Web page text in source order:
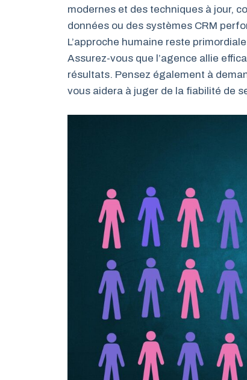
modernes et des techniques à jour,
données ou des systèmes CRM
L’approche humaine reste
Assurez-vous que l’agence allie
résultats. Pensez également à
vous aidera à juger de la fiabilité de